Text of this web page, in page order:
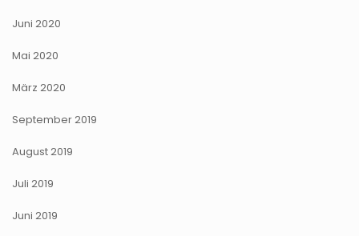
Juni 2020
Mai 2020
März 2020
September 2019
August 2019
Juli 2019
Juni 2019